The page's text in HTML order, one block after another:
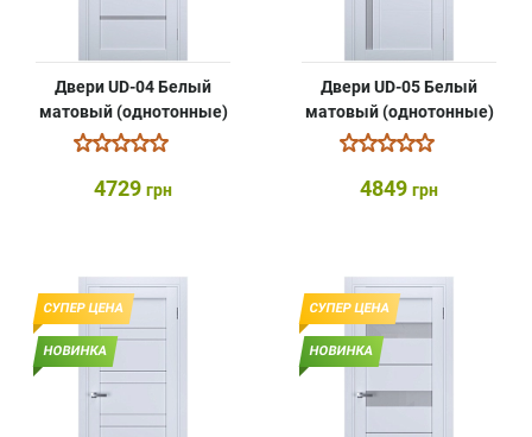
Двери UD-04 Белый
матовый (однотонные)
4729 грн
Двери UD-05 Белый
матовый (однотонные)
4849 грн
СУПЕР ЦЕНА
НОВИНКА
СУПЕР ЦЕНА
НОВИНКА